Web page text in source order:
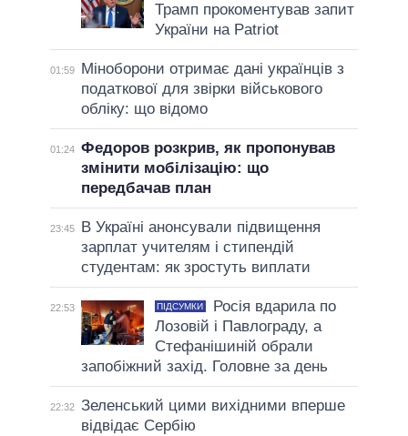
Трамп прокоментував запит
України на Patriot
01:59
Міноборони отримає дані українців з
податкової для звірки військового
обліку: що відомо
01:24 Федоров розкрив, як пропонував
змінити мобілізацію: що
передбачав план
23:45
В Україні анонсували підвищення
зарплат учителям і стипендій
студентам: як зростуть виплати
22:53 ПІДСУМКИ
Росія вдарила по
Лозовій і Павлограду, а
Стефанішиній обрали
запобіжний захід. Головне за день
22:32 Зеленський цими вихідними вперше
відвідає Сербію